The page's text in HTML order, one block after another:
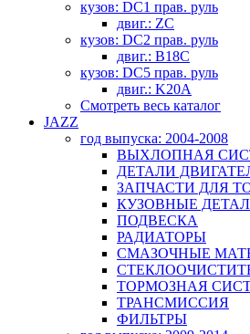
кузов: DC1 прав. руль
двиг.: ZC
кузов: DC2 прав. руль
двиг.: B18C
кузов: DC5 прав. руль
двиг.: K20A
Смотреть весь каталог
JAZZ
год выпуска: 2004-2008
ВЫХЛОПНАЯ
ДЕТАЛИ
ЗАПЧАСТИ ДЛЯ
КУЗОВНЫЕ
ПОДВЕСКА
РАДИАТОРЫ
СМАЗОЧНЫЕ
ТОРМОЗНАЯ
ТРАНСМИССИЯ
ФИЛЬТРЫ